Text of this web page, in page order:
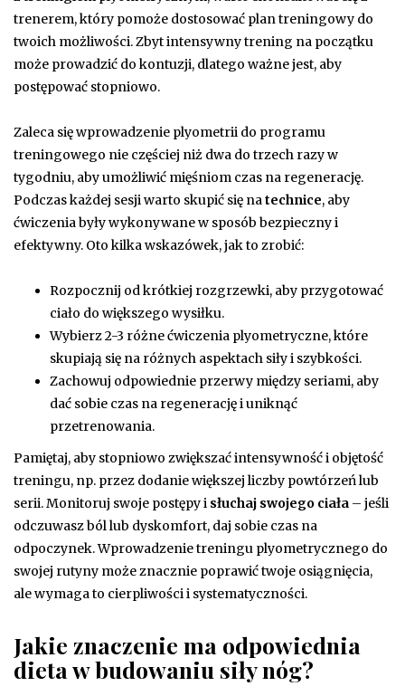
trenerem, który pomoże dostosować plan treningowy do
twoich możliwości. Zbyt intensywny trening na początku
może prowadzić do kontuzji, dlatego ważne jest, aby
postępować stopniowo.
Zaleca się wprowadzenie plyometrii do programu
treningowego nie częściej niż dwa do trzech razy w
tygodniu, aby umożliwić mięśniom czas na regenerację.
Podczas każdej sesji warto skupić się natechnice, aby
ćwiczenia były wykonywane w sposób bezpieczny i
efektywny. Oto kilka wskazówek, jak to zrobić:
Rozpocznij od krótkiej rozgrzewki, aby przygotować
ciało do większego wysiłku.
Wybierz 2-3 różne ćwiczenia plyometryczne, które
skupiają się na różnych aspektach siły i szybkości.
Zachowuj odpowiednie przerwy między seriami, aby
dać sobie czas na regenerację i uniknąć
przetrenowania.
Pamiętaj, aby stopniowo zwiększać intensywność i objętość
treningu, np. przez dodanie większej liczby powtórzeń lub
serii. Monitoruj swoje postępy i słuchaj swojego ciała – jeśli
odczuwasz ból lub dyskomfort, daj sobie czas na
odpoczynek. Wprowadzenie treningu plyometrycznego do
swojej rutyny może znacznie poprawić twoje osiągnięcia,
ale wymaga to cierpliwości i systematyczności.
Jakie znaczenie ma odpowiednia
dieta w budowaniu siły nóg?